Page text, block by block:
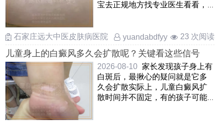
宝去正规地方找专业医生看看，
石家庄远大中医皮肤病医院
yuandabdfyy 23 次阅读
儿童身上的白癜风多久会扩散呢？关键看这些信号
2026-08-10 家长发现孩子身上有
白斑后，最揪心的疑问就是它多
久会扩散实际上，儿童白癜风扩
散时间并不固定，有的孩子可能